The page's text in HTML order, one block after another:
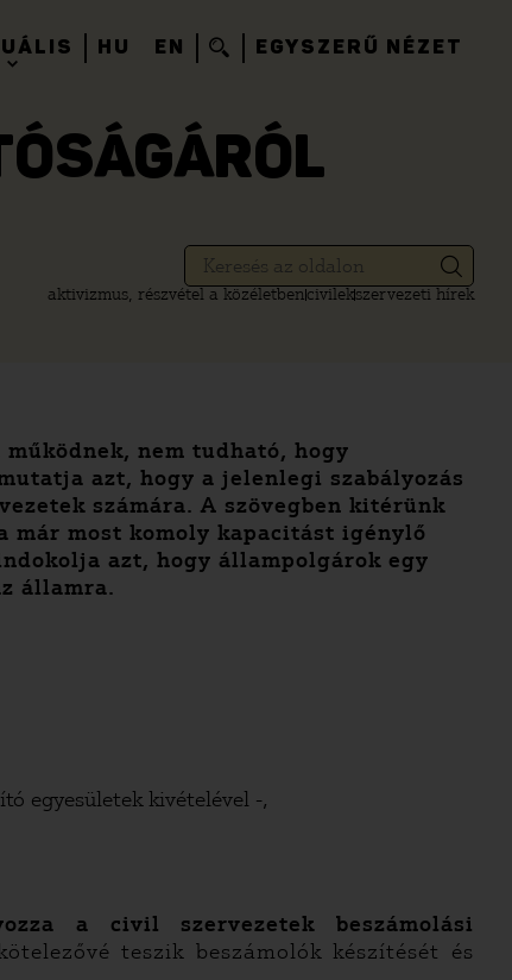
HU EN EGYSZERŰ NÉZET
aktivizmus, részvétel a közéletbencivilekszervezeti hírek
nem tudható, hogy
azt, hogy a jelenlegi szabályozás
számára. A szövegben kitérünk
már most komoly kapacitást igénylő
azt, hogy állampolgárok egy
államra.
egyesületek kivételével -,
a civil szervezetek beszámolási
teszik beszámolók készítését és